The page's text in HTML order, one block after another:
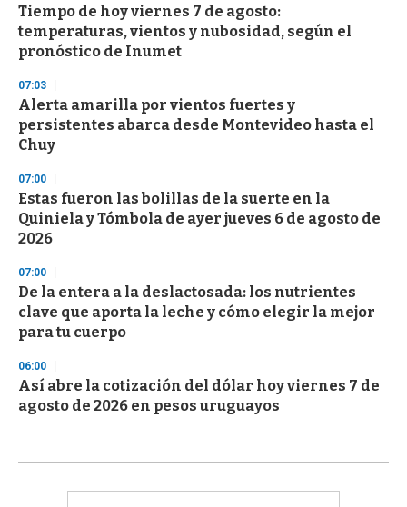
Tiempo de hoy viernes 7 de agosto:
temperaturas, vientos y nubosidad, según el
pronóstico de Inumet
07:03
Alerta amarilla por vientos fuertes y
persistentes abarca desde Montevideo hasta el
Chuy
07:00
Estas fueron las bolillas de la suerte en la
Quiniela y Tómbola de ayer jueves 6 de agosto de
2026
07:00
De la entera a la deslactosada: los nutrientes
clave que aporta la leche y cómo elegir la mejor
para tu cuerpo
06:00
Así abre la cotización del dólar hoy viernes 7 de
agosto de 2026 en pesos uruguayos